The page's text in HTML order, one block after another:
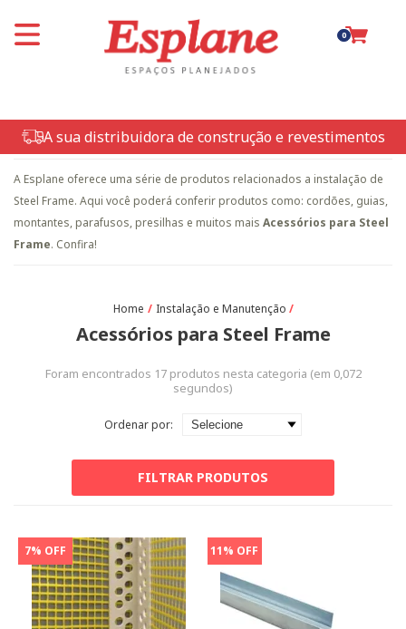
0
A sua distribuidora de construção e revestimentos
A Esplane oferece uma série de produtos relacionados a instalação de
Steel Frame. Aqui você poderá conferir produtos como: cordões, guias,
montantes, parafusos, presilhas e muitos maisAcessórios para Steel
Frame. Confira!
Instalação e Manutenção
Acessórios para Steel Frame
Foram encontrados 17produtos nesta categoria (em 0,072
segundos)
Ordenar por:
FILTRAR PRODUTOS
7% OFF 11% OFF